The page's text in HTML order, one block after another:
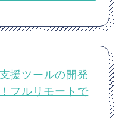
援ツールの開発
フルリモートで